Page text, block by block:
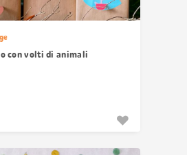
con volti di animali